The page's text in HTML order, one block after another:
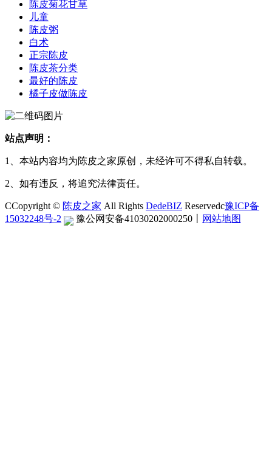
陈皮菊花甘草
儿童
陈皮粥
白术
正宗陈皮
陈皮茶分类
最好的陈皮
橘子皮做陈皮
站点声明：
1、本站内容均为陈皮之家原创，未经许可不得私自转载。
2、如有违反，将追究法律责任。
CCopyright © 陈皮之家 All Rights DedeBIZ Reservedc豫ICP备
15032248号-2
豫公网安备41030202000250 网站地图